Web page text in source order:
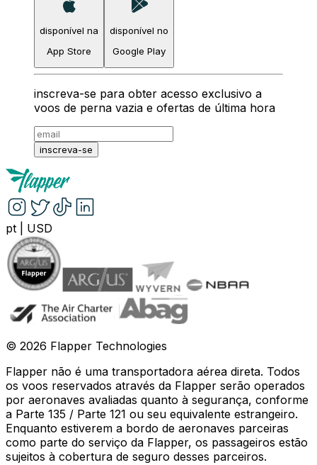
disponível na
App Store
disponível no
Google Play
inscreva-se para obter acesso exclusivo a
voos de perna vazia e ofertas de última hora
inscreva-se
pt USD
© 2026 Flapper Technologies
Flapper não é uma transportadora aérea direta. Todos
os voos reservados através da Flapper serão operados
por aeronaves avaliadas quanto à segurança, conforme
a Parte 135 / Parte 121 ou seu equivalente estrangeiro.
Enquanto estiverem a bordo de aeronaves parceiras
como parte do serviço da Flapper, os passageiros estão
sujeitos à cobertura de seguro desses parceiros.